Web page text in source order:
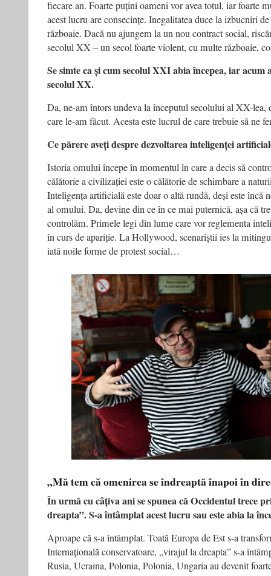
fiecare an. Foarte puțini oameni vor avea totul, iar foarte
acest lucru are consecințe. Inegalitatea duce la izbucniri
războaie. Dacă nu ajungem la un nou contract social,
secolul XX – un secol foarte violent, cu multe războaie,
Se simte ca și cum secolul XXI abia începea, iar
secolul XX.
Da, ne-am întors undeva la începutul secolului al XX-lea,
care le-am făcut. Acesta este lucrul de care trebuie să ne
Ce părere aveți despre dezvoltarea inteligenței
Istoria omului începe în momentul în care a decis să
călătorie a civilizației este o călătorie de schimbare a
Inteligența artificială este doar o altă rundă, deși este încă
al omului. Da, devine din ce în ce mai puternică, așa că
controlăm. Primele legi din lume care vor reglementa
în curs de apariție. La Hollywood, scenariștii ies la
iată noile forme de protest social…
„Mă tem că omenirea se îndreaptă înapoi în
În urmă cu câțiva ani se spunea că Occidentul trece
dreapta”. S-a întâmplat acest lucru sau este abia la
Aproape că s-a întâmplat. Toată Europa de Est s-a
Internațională conservatoare, „virajul la dreapta” s-a
Rusia, Ucraina, Polonia, Polonia, Ungaria au devenit